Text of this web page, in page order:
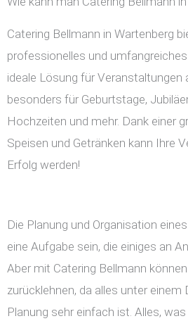
Catering Bellmann in Wartenberg
professionelles und
ideale Lösung für Veranstaltungen
besonders für Geburtstage,
Hochzeiten und mehr. Dank einer
Speisen und Getränken kann Ihre
Erfolg werden!
Die Planung und Organisation
eine Aufgabe sein, die einiges an
Aber mit Catering Bellmann
zurücklehnen, da alles unter einem
Planung sehr einfach ist. Alles,